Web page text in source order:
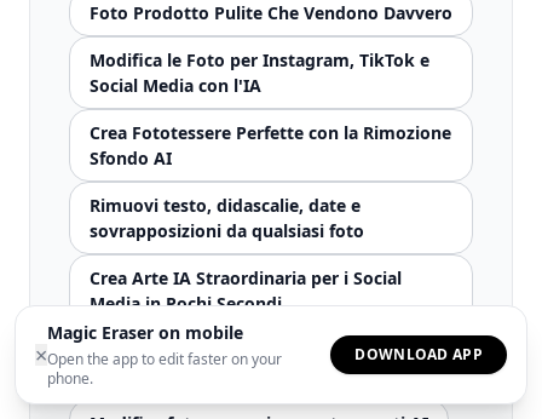
×
Magic Eraser on mobile
Open the app to edit faster on your
phone.
DOWNLOAD APP
Foto Prodotto Pulite Che Vendono Davvero
Modifica le Foto per Instagram, TikTok e
Social Media con l'IA
Crea Fototessere Perfette con la Rimozione
Sfondo AI
Rimuovi testo, didascalie, date e
sovrapposizioni da qualsiasi foto
Crea Arte IA Straordinaria per i Social
Media in Pochi Secondi
Il fotoritocco di matrimoni è reso più
veloce con l'intelligenza artificiale